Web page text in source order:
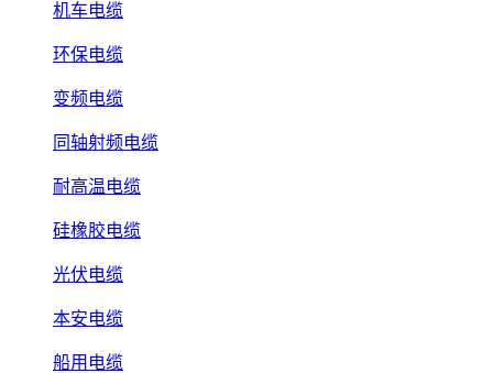
机车电缆
环保电缆
变频电缆
同轴射频电缆
耐高温电缆
硅橡胶电缆
光伏电缆
本安电缆
船用电缆